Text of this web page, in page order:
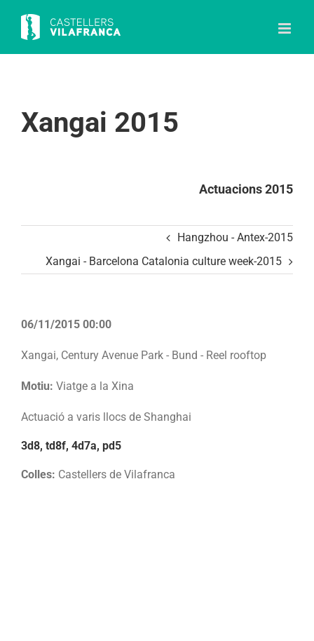
content
Xangai 2015
Actuacions 2015
Hangzhou - Antex-2015
Xangai - Barcelona Catalonia culture week-2015
06/11/2015 00:00
Xangai, Century Avenue Park - Bund - Reel rooftop
Motiu: Viatge a la Xina
Actuació a varis llocs de Shanghai
3d8, td8f, 4d7a, pd5
Colles: Castellers de Vilafranca